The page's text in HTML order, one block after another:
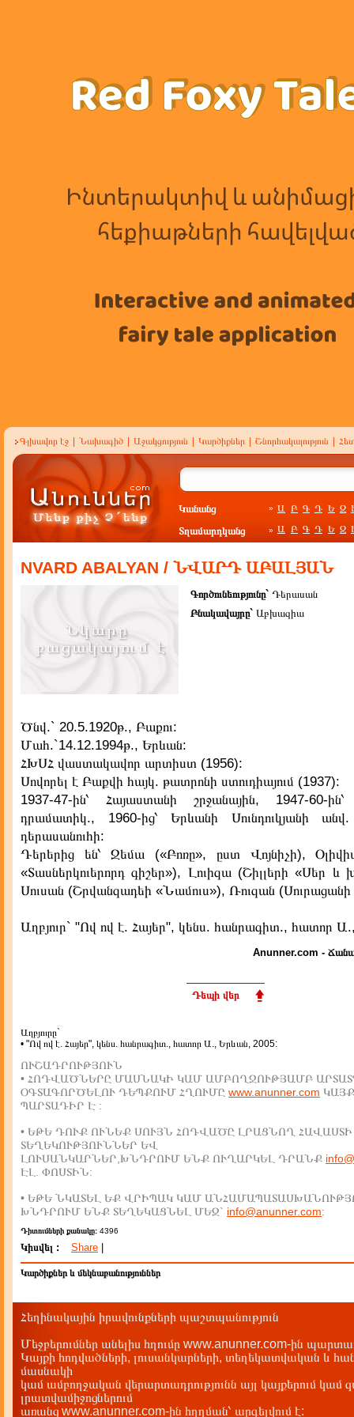
Գլխավոր էջ Նախագիծ Աջակցություն Կարծիքներ Շնորհակալություն
Կանանց » Ա Բ Գ Դ Ե Զ
Տղամարդկանց » Ա Բ Գ Դ Ե Զ
NVARD ABALYAN / ՆՎԱՐԴ ԱԲԱԼՅԱՆ
Գործունեությունը` Դերասան
Բնակավայրը` Աբխազիա
Ծնվ.` 20.5.1920թ., Բաքու:
Մահ.`14.12.1994թ., Երևան:
ՀԽՍՀ վաստակավոր արտիստ (1956):
Սովորել է Բաքվի հայկ. թատրոնի ստուդիայում (1937):
1937-47-ին՝ Հայաստանի շրջանային, 1947-60-
դրամատիկ., 1960-ից՝ Երևանի Սունդուկյանի
դերասանուհի:
Դերերից են՝ Ջեմա («Բոռը», ըստ Վոյնիչի),
«Տասներկուերորդ գիշեր»), Լուիզա (Շիլլերի «Սեր և
Սուսան (Շրվանզադեի «Նամուս»), Ռուզան
Աղբյուր` "Ով ով է. Հայեր", կենս. հանրագիտ., հատոր
Anunner.com -
Դեպի վեր
Աղբյուրը`
• "Ով ով է. Հայեր", կենս. հանրագիտ., հատոր Ա., Երևան, 2005:
ՈՒՇԱԴՐՈՒԹՅՈՒՆ
• ՀՈԴՎԱԾՆԵՐԸ ՄԱՍՆԱԿԻ ԿԱՄ ԱՄԲՈՂՋՈՒԹՅԱՄԲ
ՕԳՏԱԳՈՐԾԵԼՈՒ ԴԵՊՔՈՒՄ ՀՂՈՒՄԸ www.anunner.com
ՊԱՐՏԱԴԻՐ Է :
• ԵԹԵ ԴՈՒՔ ՈՒՆԵՔ ՍՈՒՅՆ ՀՈԴՎԱԾԸ ԼՐԱՑՆՈՂ ՀԱՎԱՍՏԻ
ՏԵՂԵԿՈՒԹՅՈՒՆՆԵՐ ԵՎ
ԼՈՒՍԱՆԿԱՐՆԵՐ,ԽՆԴՐՈՒՄ ԵՆՔ ՈՒՂԱՐԿԵԼ ԴՐԱՆՔ
ԷԼ. ՓՈՍՏԻՆ:
• ԵԹԵ ՆԿԱՏԵԼ ԵՔ ՎՐԻՊԱԿ ԿԱՄ
ԽՆԴՐՈՒՄ ԵՆՔ ՏԵՂԵԿԱՑՆԵԼ ՄԵԶ` info@anunner.com:
Դիտումների քանակը: 4396
Կիսվել : Share
Կարծիքներ և մեկնաբանություններ
Հեղինակային իրավունքների պաշտպանություն
Մեջբերումներ անելիս հղումը www.anunner.com-ին
Կայքի հոդվածների, լուսանկարների, տեղեկատվական և
մասնակի
կամ ամբողջական վերարտադրությունն այլ կայքերում կամ
լրատվամիջոցներում
առանց www.anunner.com-ին հղղման՝ արգելվում է: